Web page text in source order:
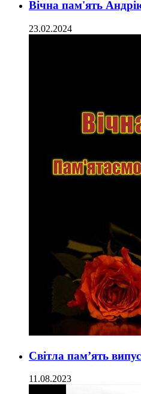
Вічна пам'ять
23.02.2024
Світла пам’ять
11.08.2023